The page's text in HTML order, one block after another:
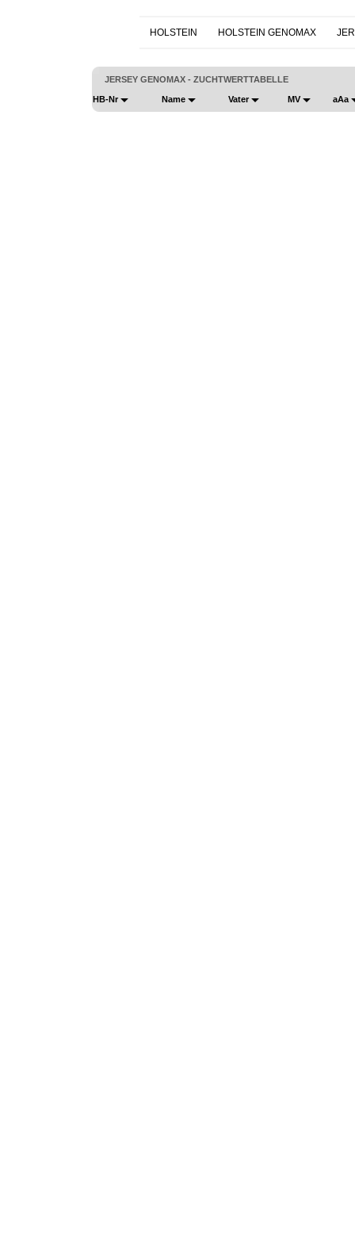
HOLSTEIN HOLSTEIN GENOMAX
JERSEY GENOMAX - ZUCHTWERTTABELLE
HB-Nr Name Vater MV aAa